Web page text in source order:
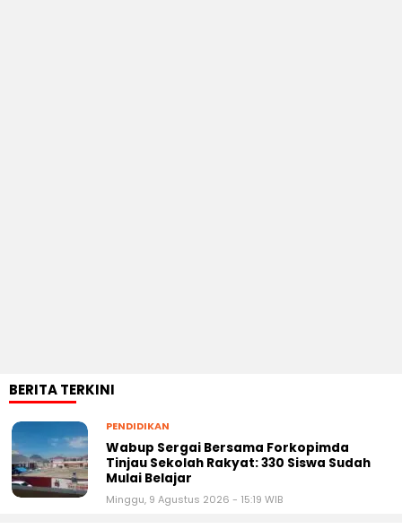
BERITA TERKINI
PENDIDIKAN
Wabup Sergai Bersama Forkopimda
Tinjau Sekolah Rakyat: 330 Siswa Sudah
Mulai Belajar
Minggu, 9 Agustus 2026 - 15:19 WIB